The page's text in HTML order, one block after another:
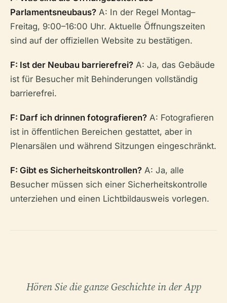
Parlamentsneubaus? A: In der Regel Montag–
Freitag, 9:00–16:00 Uhr. Aktuelle Öffnungszeiten
sind auf der offiziellen Website zu bestätigen.
F: Ist der Neubau barrierefrei? A: Ja, das Gebäude
ist für Besucher mit Behinderungen vollständig
barrierefrei.
F: Darf ich drinnen fotografieren? A: Fotografieren
ist in öffentlichen Bereichen gestattet, aber in
Plenarsälen und während Sitzungen eingeschränkt.
F: Gibt es Sicherheitskontrollen? A: Ja, alle
Besucher müssen sich einer Sicherheitskontrolle
unterziehen und einen Lichtbildausweis vorlegen.
Hören Sie die ganze Geschichte in der App